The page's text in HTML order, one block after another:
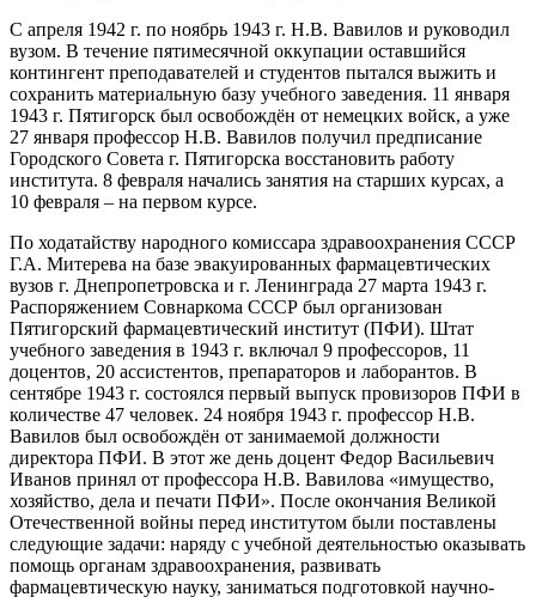
С апреля 1942 г. по ноябрь 1943 г. Н.В. Вавилов и руководил
вузом. В течение пятимесячной оккупации оставшийся
контингент преподавателей и студентов пытался выжить и
сохранить материальную базу учебного заведения. 11 января
1943 г. Пятигорск был освобождён от немецких войск, а уже
27 января профессор Н.В. Вавилов получил предписание
Городского Совета г. Пятигорска восстановить работу
института. 8 февраля начались занятия на старших курсах, а
10 февраля – на первом курсе.
По ходатайству народного комиссара здравоохранения СССР
Г.А. Митерева на базе эвакуированных фармацевтических
вузов г. Днепропетровска и г. Ленинграда 27 марта 1943 г.
Распоряжением Совнаркома СССР был организован
Пятигорский фармацевтический институт (ПФИ). Штат
учебного заведения в 1943 г. включал 9 профессоров, 11
доцентов, 20 ассистентов, препараторов и лаборантов. В
сентябре 1943 г. состоялся первый выпуск провизоров ПФИ в
количестве 47 человек. 24 ноября 1943 г. профессор Н.В.
Вавилов был освобождён от занимаемой должности
директора ПФИ. В этот же день доцент Федор Васильевич
Иванов принял от профессора Н.В. Вавилова «имущество,
хозяйство, дела и печати ПФИ». После окончания Великой
Отечественной войны перед институтом были поставлены
следующие задачи: наряду с учебной деятельностью оказывать
помощь органам здравоохранения, развивать
фармацевтическую науку, заниматься подготовкой научно-